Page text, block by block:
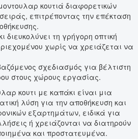
κουτιά διαφορετικών
επιτρέποντας την επέκταση
τη γρήγορη οπτική
χωρίς να χρειάζεται να
σχεδιασμός για βέλτιστη
στους χώρους εργασίας.
κουτι με καπάκι είναι μια
λύση για την αποθήκευση και
εξαρτημάτων, ειδικά για
ή χρειάζονται να διατηρούν
και προστατευμένα.